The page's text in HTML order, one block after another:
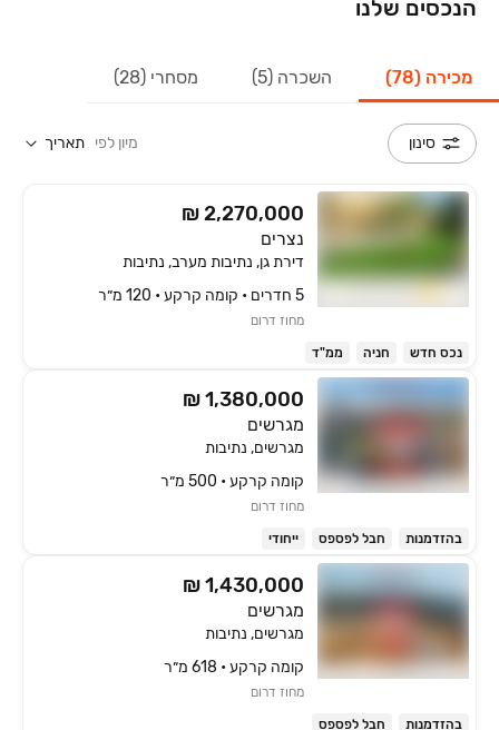
הנכסים שלנו
מכירה (78) השכרה (5) מסחרי (28)
סינון מיון לפי תאריך
₪ 2,270,000
נצרים
דירת גן, נתיבות מערב, נתיבות
5 חדרים • קומה ‎קרקע‏ • 120 מ״ר
מחוז דרום
נכס חדש חניה ממ"ד
₪ 1,380,000
מגרשים
מגרשים, נתיבות
קומה ‎קרקע‏ • 500 מ״ר
מחוז דרום
בהזדמנות חבל לפספס ייחודי
₪ 1,430,000
מגרשים
מגרשים, נתיבות
קומה ‎קרקע‏ • 618 מ״ר
מחוז דרום
בהזדמנות חבל לפספס